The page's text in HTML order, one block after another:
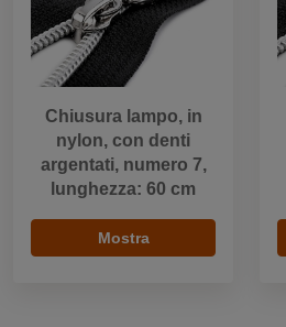
Chiusura lampo, in
nylon, con denti
argentati, numero 7,
lunghezza: 60 cm
Mostra